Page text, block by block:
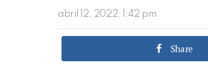
abril 12, 2022, 1:42 pm
Share